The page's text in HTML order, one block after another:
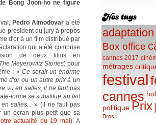
Bong Joon-ho ne figure
Pedro Almodovar a été
président du jury à propos
d'or à un film distribué par
qui a été comprise
de deux films en
The Meyerowitz Stories) pour
: « Ce serait un énorme
d'or ou un autre prix à un
vu en salles, il ne faut pas
forme se substitue au fait
salles... » (il ne faut pas
un écran plus petit que sa
actualité du 19 mai). A
adaptation
Box office
cannes 2017
métrages
festival
cannes
politique Prix
Bros